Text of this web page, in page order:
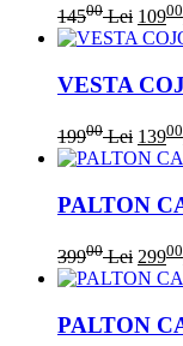
14500Lei 10900
VESTA
19900Lei 13900
PALTON
39900Lei 29900
PALTON